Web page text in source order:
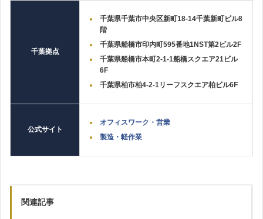
千葉拠点
千葉県千葉市中央区新町18‐14千葉新町ビル8
階
千葉県船橋市印内町595番地1NST第2ビル2F
千葉県船橋市本町2‐1‐1船橋スクエア21ビル
6F
千葉県柏市柏4‐2‐1リーフスクエア柏ビル6F
公式サイト
オフィスワーク・営業
製造・軽作業
関連記事